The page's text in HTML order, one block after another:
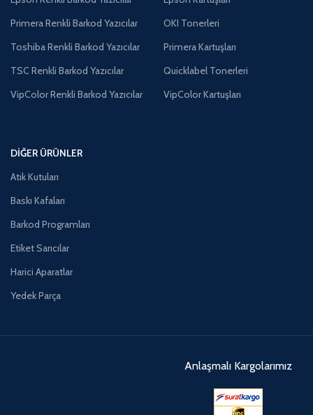
Primera Renkli Barkod Yazıcılar
Toshiba Renkli Barkod Yazıcılar
TSC Renkli Barkod Yazıcılar
VipColor Renkli Barkod Yazıcılar
OKI Tonerleri
Primera Kartuşları
Quicklabel Tonerleri
VipColor Kartuşları
DIĞER ÜRÜNLER
Atık Kutuları
Baskı Kafaları
Barkod Programları
Etiket Sarıcılar
Harici Aparatlar
Yedek Parça
Anlaşmalı Kargolarımız